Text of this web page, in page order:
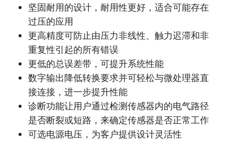
坚固耐用的设计，耐用性更好，适合可能存在
过压的应用
更高精度可防止由压力非线性、触力迟滞和非
重复性引起的所有错误
更低的总误差带，可提升系统性能
数字输出降低转换要求并可轻松与微处理器直
接连接，进一步提升性能
诊断功能让用户通过检测传感器内的电气路径
是否断裂或短路，来确定传感器是否正常工作
可选电源电压，为客户提供设计灵活性